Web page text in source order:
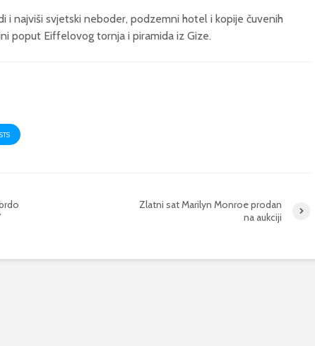
i najviši svjetski neboder, podzemni hotel i kopije čuvenih
poput Eiffelovog tornja i piramida iz Gize.
Zlatni sat Marilyn Monroe prodan
na aukciji